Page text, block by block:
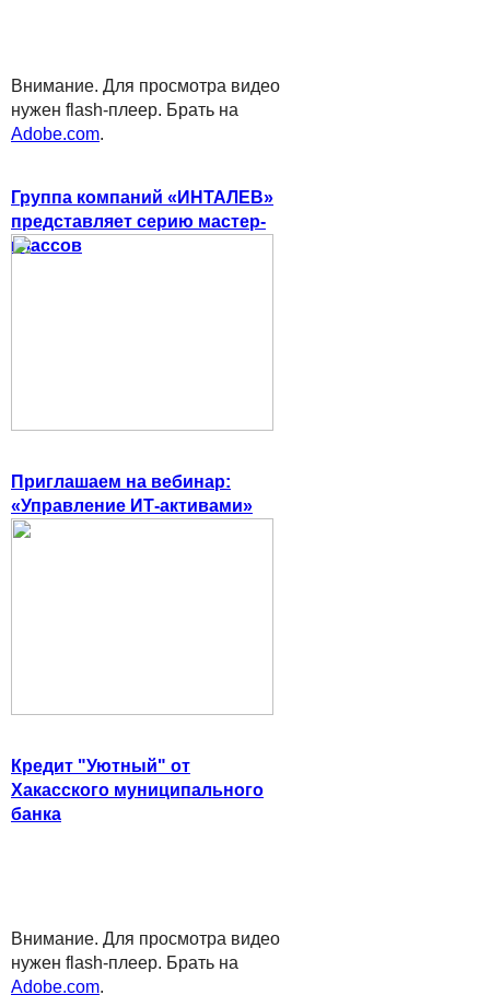
Внимание. Для просмотра видео
нужен flash-плеер. Брать на
Adobe.com.
Группа компаний «ИНТАЛЕВ»
представляет серию мастер-
классов
Приглашаем на вебинар:
«Управление ИТ-активами»
Кредит "Уютный" от
Хакасского муниципального
банка
Внимание. Для просмотра видео
нужен flash-плеер. Брать на
Adobe.com.